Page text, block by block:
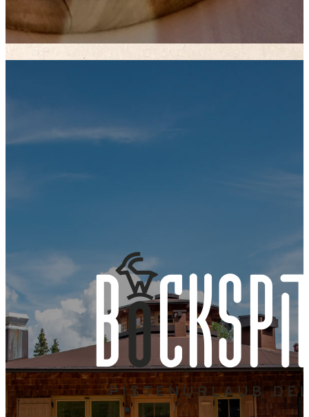
Restaurant
direkt am
Kinderlift
große
Sonnenterrasse
Kulinarik für
Groß und Klein